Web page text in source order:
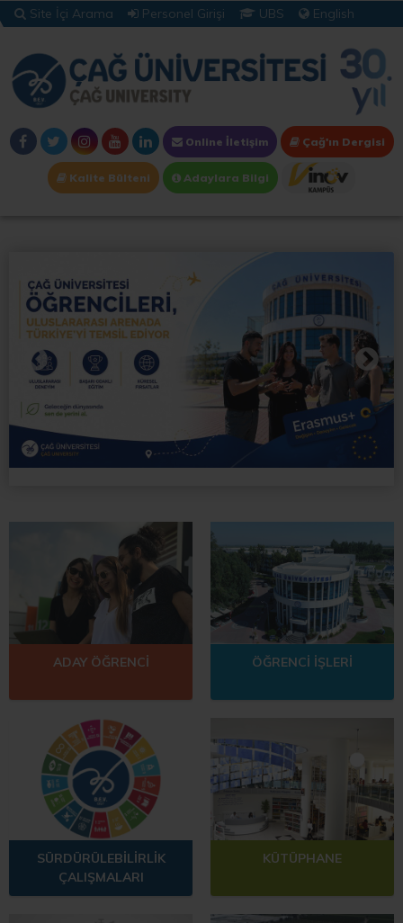
Site İçi Arama Personel Girişi UBS English
Online İletişim Çağ'ın Dergisi
Kalite Bülteni Adaylara Bilgi
ADAY ÖĞRENCİ ÖĞRENCİ İŞLERİ
SÜRDÜRÜLEBİLİRLİK
ÇALIŞMALARI
KÜTÜPHANE